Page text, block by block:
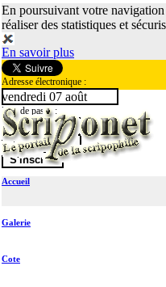
En poursuivant votre
réaliser des statistiques et
En savoir plus
Adresse électronique :
Mot de passe :
vendredi 07 août
Accueil
Galerie
Cote